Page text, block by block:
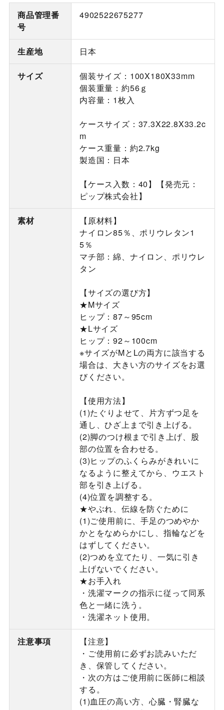
商品管理番
号
4902522675277
生産地 日本
サイズ
個装サイズ：100X180X33mm
個装重量：約56ｇ
内容量：1枚入
ケースサイズ：37.3X22.8X33.2c
m
ケース重量：約2.7kg
製造国：日本
【ケース入数：40】【発売元：
ピップ株式会社】
素材
【原材料】
ナイロン85％、ポリウレタン1
5％
マチ部：綿、ナイロン、ポリウレ
タン
【サイズの選び方】
★Mサイズ
ヒップ：87～95cm
★Lサイズ
ヒップ：92～100cm
※サイズがMとLの両方に該当する
場合は、大きい方のサイズをお選
びください。
【使用方法】
(1)たぐりよせて、片方ずつ足を
通し、ひざ上まで引き上げる。
(2)脚のつけ根まで引き上げ、股
部の位置を合わせる。
(3)ヒップのふくらみがきれいに
なるように整えてから、ウエスト
部を引き上げる。
(4)位置を調整する。
★やぶれ、伝線を防ぐために
(1)ご使用前に、手足のつめやか
かとをなめらかにし、指輪などを
はずしてください。
(2)つめを立てたり、一気に引き
上げないでください。
★お手入れ
・洗濯マークの指示に従って同系
色と一緒に洗う。
・洗濯ネット使用。
注意事項
【注意】
・ご使用前に必ずお読みいただ
き、保管してください。
・次の方はご使用前に医師に相談
する。
(1)血圧の高い方、心臓・腎臓な